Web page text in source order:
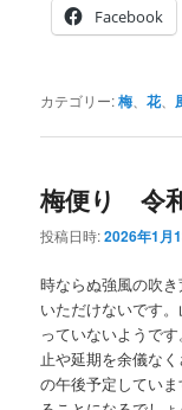
Facebook
カテゴリー:梅 、花、
梅便り 令
投稿日時:2026年1月
時ならぬ強風の吹
いただけないです
っていないようで
止や延期を余儀な
の午後予定してい